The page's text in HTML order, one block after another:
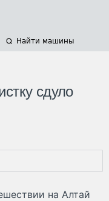
Найти машины
сдуло
на Алтай